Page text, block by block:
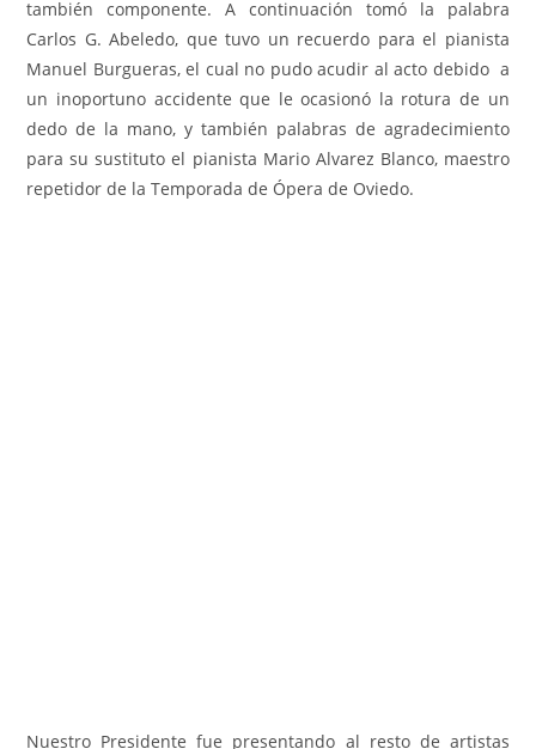
también componente. A continuación tomó la palabra
Carlos G. Abeledo, que tuvo un recuerdo para el pianista
Manuel Burgueras, el cual no pudo acudir al acto debido a
un inoportuno accidente que le ocasionó la rotura de un
dedo de la mano, y también palabras de agradecimiento
para su sustituto el pianista Mario Alvarez Blanco, maestro
repetidor de la Temporada de Ópera de Oviedo.
Nuestro Presidente fue presentando al resto de artistas